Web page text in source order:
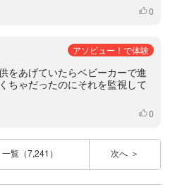
いいね
0
アソビュー！で体験
をあげていたらベビーカーで進
ちゃだったのにそれを監視して
いいね
0
覧（7,241） 次へ